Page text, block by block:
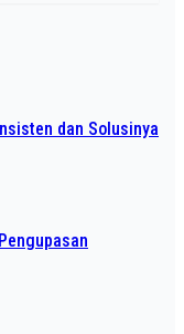
dan Solusinya